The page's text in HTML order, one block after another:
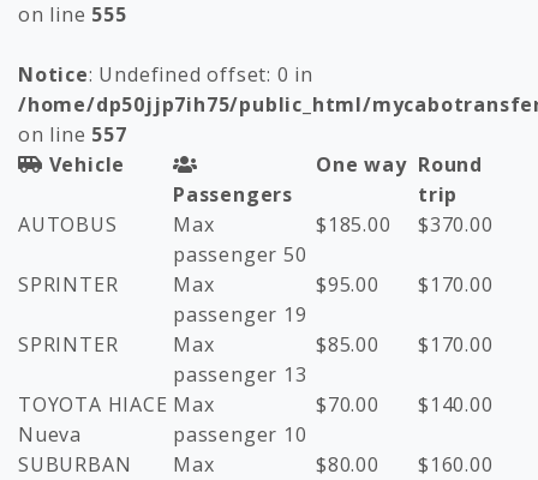
on line 555
Notice: Undefined offset: 0 in
/home/dp50jjp7ih75/public_html/
on line 557
Vehicle
Passengers
One way Round
trip
AUTOBUS
Max
passenger 50
$185.00 $370.00
SPRINTER
Max
passenger 19
$95.00 $170.00
SPRINTER
Max
passenger 13
$85.00 $170.00
TOYOTA HIACE
Nueva
Max
passenger 10
$70.00 $140.00
SUBURBAN
Max
$80.00 $160.00